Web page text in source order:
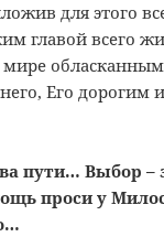
для этого
главой всего
мире
Его дорогим
пути… Выбор –
проси у